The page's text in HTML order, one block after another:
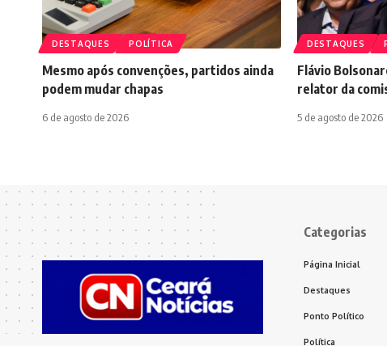
DESTAQUES POLÍTICA
Mesmo após convenções, partidos ainda
podem mudar chapas
6 de agosto de 2026
DESTAQUES
Flávio
relator da
5 de agosto de 2026
Categorias
Página Inicial
Destaques
Ponto Político
Política